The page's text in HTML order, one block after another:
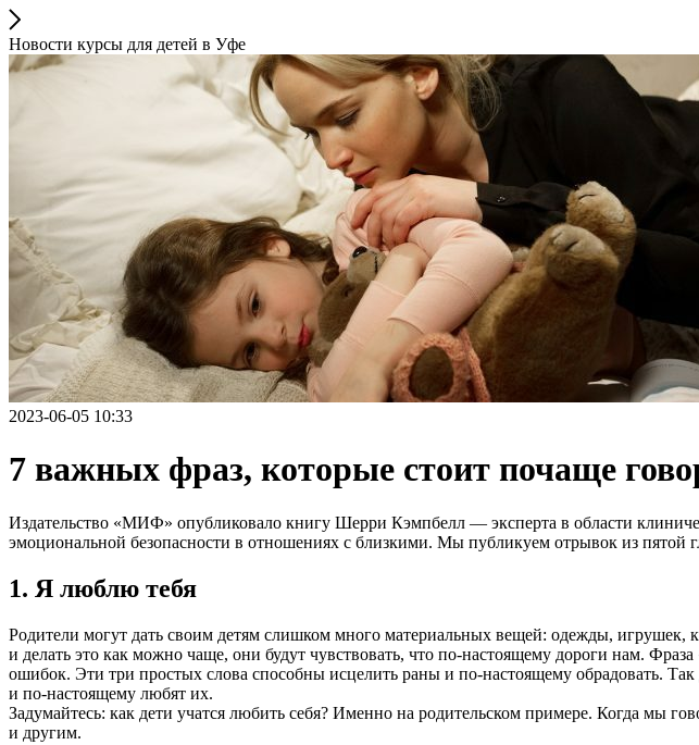
Новости курсы для детей в Уфе
2023-06-05 10:33
7 важных фраз, которые стоит почаще
Издательство «МИФ» опубликовало книгу Шерри Кэмпбелл — эксперта в области
эмоциональной безопасности в отношениях с близкими. Мы публикуем отрывок из пятой
1. Я люблю тебя
Родители могут дать своим детям слишком много материальных вещей: одежды,
и делать это как можно чаще, они будут чувствовать, что по‑настоящему дороги нам.
ошибок. Эти три простых слова способны исцелить раны и по‑настоящему обрадовать.
и по‑настоящему любят их.
Задумайтесь: как дети учатся любить себя? Именно на родительском примере. Когда мы
и другим.